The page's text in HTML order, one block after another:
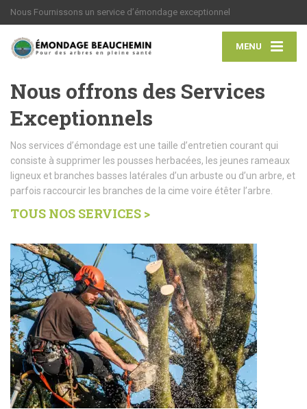
Nous Fournissons un service d’émondage exceptionnel
MENU
Nous offrons des Services
Exceptionnels
Nos services d’émondage est une taille d’entretien courant qui
consiste à supprimer les pousses herbacées, les jeunes rameaux
ligneux et branches basses latérales d’un arbuste ou d’un arbre, et
parfois raccourcir les branches de la cime voire étêter l’arbre.
TOUS NOS SERVICES >